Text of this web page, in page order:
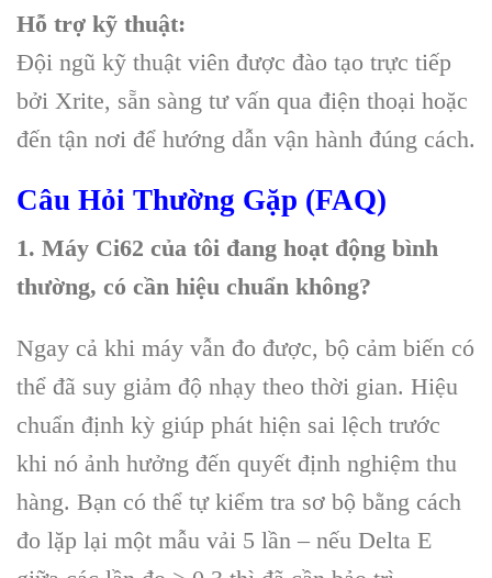
Hỗ trợ kỹ thuật:
Đội ngũ kỹ thuật viên được đào tạo trực tiếp
bởi Xrite, sẵn sàng tư vấn qua điện thoại hoặc
đến tận nơi để hướng dẫn vận hành đúng cách.
Câu Hỏi Thường Gặp (FAQ)
1. Máy Ci62 của tôi đang hoạt động bình
thường, có cần hiệu chuẩn không?
Ngay cả khi máy vẫn đo được, bộ cảm biến có
thể đã suy giảm độ nhạy theo thời gian. Hiệu
chuẩn định kỳ giúp phát hiện sai lệch trước
khi nó ảnh hưởng đến quyết định nghiệm thu
hàng. Bạn có thể tự kiểm tra sơ bộ bằng cách
đo lặp lại một mẫu vải 5 lần – nếu Delta E